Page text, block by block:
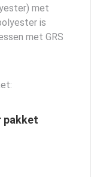
met
is
met GRS
pakket